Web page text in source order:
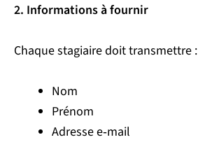
2. Informations à fournir
Chaque stagiaire doit transmettre :
Nom
Prénom
Adresse e‑mail